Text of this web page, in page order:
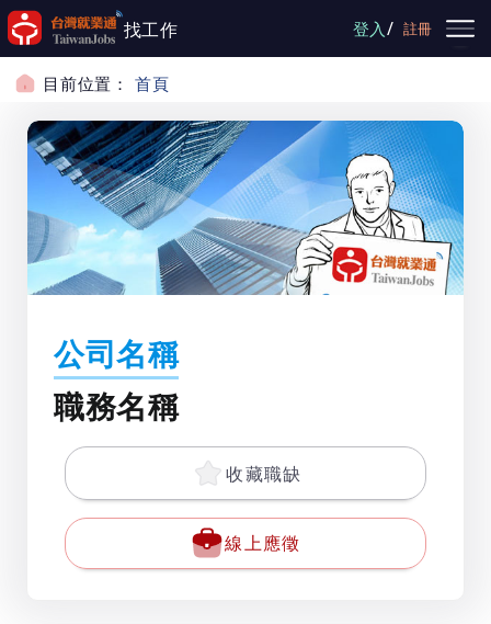
跳到主要內容
找工作 登入/ 註冊
目前位置： 首頁
公司名稱
職務名稱
收藏職缺
線上應徵